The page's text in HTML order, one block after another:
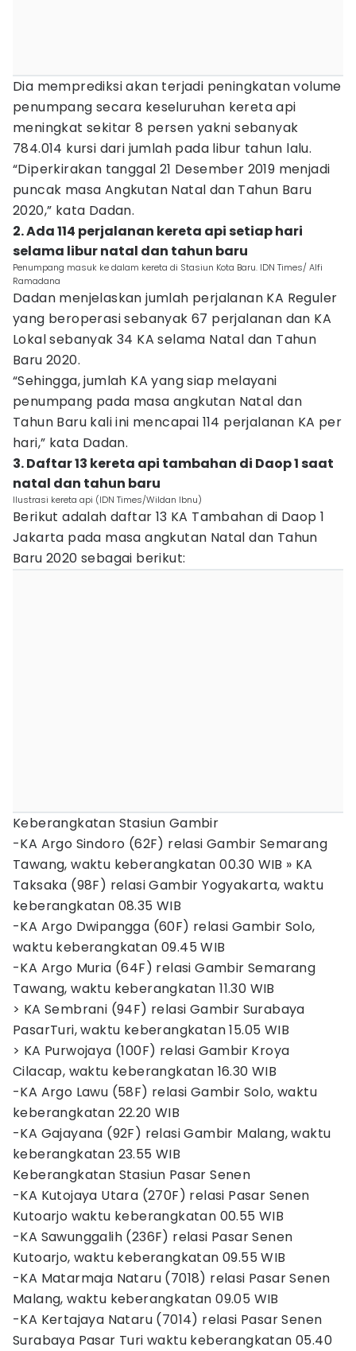
Dia memprediksi akan terjadi peningkatan volume
penumpang secara keseluruhan kereta api
meningkat sekitar 8 persen yakni sebanyak
784.014 kursi dari jumlah pada libur tahun lalu.
“Diperkirakan tanggal 21 Desember 2019 menjadi
puncak masa Angkutan Natal dan Tahun Baru
2020,” kata Dadan.
2. Ada 114 perjalanan kereta api setiap hari
selama libur natal dan tahun baru
Penumpang masuk ke dalam kereta di Stasiun Kota Baru. IDN Times/ Alfi
Ramadana
Dadan menjelaskan jumlah perjalanan KA Reguler
yang beroperasi sebanyak 67 perjalanan dan KA
Lokal sebanyak 34 KA selama Natal dan Tahun
Baru 2020.
“Sehingga, jumlah KA yang siap melayani
penumpang pada masa angkutan Natal dan
Tahun Baru kali ini mencapai 114 perjalanan KA per
hari,” kata Dadan.
3. Daftar 13 kereta api tambahan di Daop 1 saat
natal dan tahun baru
Ilustrasi kereta api (IDN Times/Wildan Ibnu)
Berikut adalah daftar 13 KA Tambahan di Daop 1
Jakarta pada masa angkutan Natal dan Tahun
Baru 2020 sebagai berikut:
Keberangkatan Stasiun Gambir
-KA Argo Sindoro (62F) relasi Gambir Semarang
Tawang, waktu keberangkatan 00.30 WIB » KA
Taksaka (98F) relasi Gambir Yogyakarta, waktu
keberangkatan 08.35 WIB
-KA Argo Dwipangga (60F) relasi Gambir Solo,
waktu keberangkatan 09.45 WIB
-KA Argo Muria (64F) relasi Gambir Semarang
Tawang, waktu keberangkatan 11.30 WIB
> KA Sembrani (94F) relasi Gambir Surabaya
PasarTuri, waktu keberangkatan 15.05 WIB
> KA Purwojaya (100F) relasi Gambir Kroya
Cilacap, waktu keberangkatan 16.30 WIB
-KA Argo Lawu (58F) relasi Gambir Solo, waktu
keberangkatan 22.20 WIB
-KA Gajayana (92F) relasi Gambir Malang, waktu
keberangkatan 23.55 WIB
Keberangkatan Stasiun Pasar Senen
-KA Kutojaya Utara (270F) relasi Pasar Senen
Kutoarjo waktu keberangkatan 00.55 WIB
-KA Sawunggalih (236F) relasi Pasar Senen
Kutoarjo, waktu keberangkatan 09.55 WIB
-KA Matarmaja Nataru (7018) relasi Pasar Senen
Malang, waktu keberangkatan 09.05 WIB
-KA Kertajaya Nataru (7014) relasi Pasar Senen
Surabaya Pasar Turi waktu keberangkatan 05.40